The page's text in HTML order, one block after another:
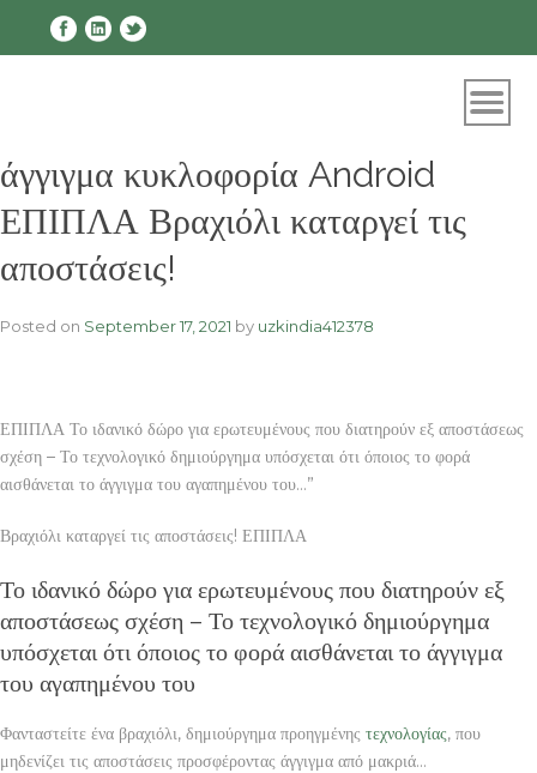
άγγιγμα κυκλοφορία Android
ΕΠΙΠΛΑ Βραχιόλι καταργεί τις
αποστάσεις!
Posted on September 17, 2021 by uzkindia412378
ΕΠΙΠΛΑ Το ιδανικό δώρο για ερωτευμένους που διατηρούν εξ αποστάσεως
σχέση – Το τεχνολογικό δημιούργημα υπόσχεται ότι όποιος το φορά
αισθάνεται το άγγιγμα του αγαπημένου του…”
Βραχιόλι καταργεί τις αποστάσεις! ΕΠΙΠΛΑ
Το ιδανικό δώρο για ερωτευμένους που διατηρούν εξ
αποστάσεως σχέση – Το τεχνολογικό δημιούργημα
υπόσχεται ότι όποιος το φορά αισθάνεται το άγγιγμα
του αγαπημένου του
Φανταστείτε ένα βραχιόλι, δημιούργημα προηγμένης τεχνολογίας, που
μηδενίζει τις αποστάσεις προσφέροντας άγγιγμα από μακριά…